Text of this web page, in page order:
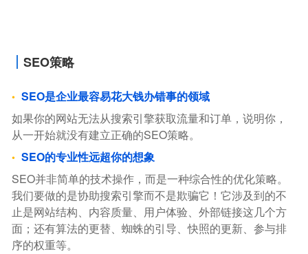
SEO策略
SEO是企业最容易花大钱办错事的领域
如果你的网站无法从搜索引擎获取流量和订单，说明你，
从一开始就没有建立正确的SEO策略。
SEO的专业性远超你的想象
SEO并非简单的技术操作，而是一种综合性的优化策略。
我们要做的是协助搜索引擎而不是欺骗它！它涉及到的不
止是网站结构、内容质量、用户体验、外部链接这几个方
面；还有算法的更替、蜘蛛的引导、快照的更新、参与排
序的权重等。